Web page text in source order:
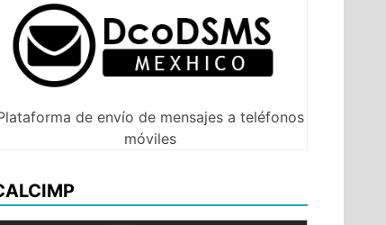
de envío de mensajes a teléfonos
móviles